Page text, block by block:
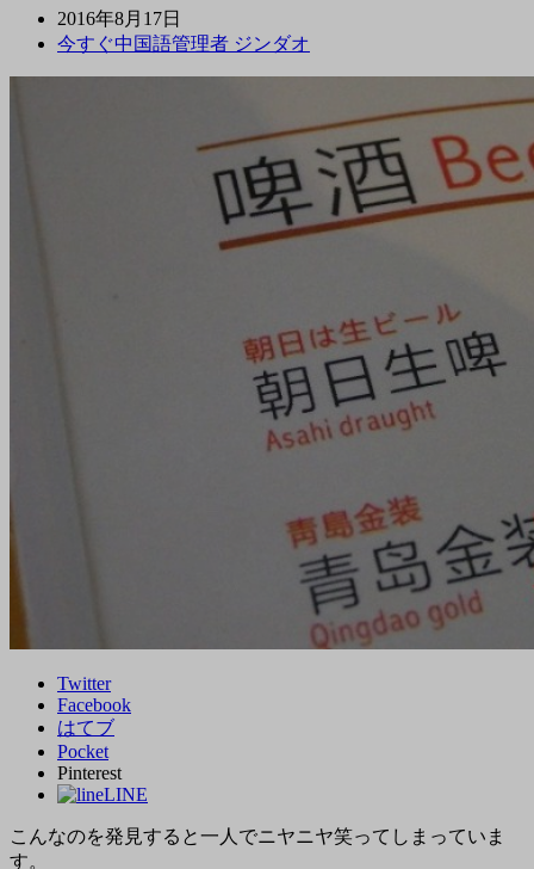
2016年8月17日
今すぐ中国語管理者 ジンダオ
Twitter
Facebook
はてブ
Pocket
Pinterest
LINE
こんなのを発見すると一人でニヤニヤ笑ってしまっていま
す。